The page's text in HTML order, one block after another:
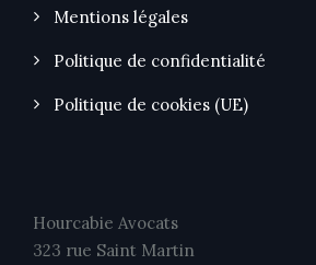
Mentions légales
Politique de confidentialité
Politique de cookies (UE)
Hourcabie Avocats
323 rue Saint Martin